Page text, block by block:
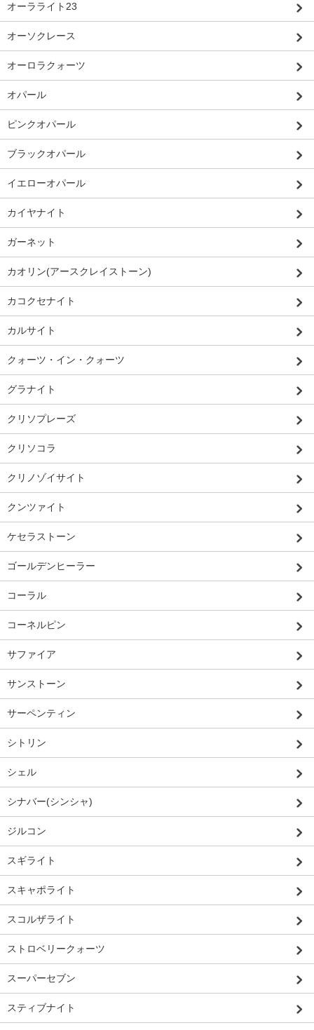
オーラライト23
オーソクレース
オーロラクォーツ
オパール
ピンクオパール
ブラックオパール
イエローオパール
カイヤナイト
ガーネット
カオリン(アースクレイストーン)
カコクセナイト
カルサイト
クォーツ・イン・クォーツ
グラナイト
クリソプレーズ
クリソコラ
クリノゾイサイト
クンツァイト
ケセラストーン
ゴールデンヒーラー
コーラル
コーネルピン
サファイア
サンストーン
サーペンティン
シトリン
シェル
シナバー(シンシャ)
ジルコン
スギライト
スキャポライト
スコルザライト
ストロベリークォーツ
スーパーセブン
スティブナイト